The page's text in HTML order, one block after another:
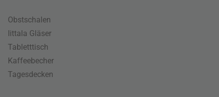
Obstschalen
Iittala Gläser
Tabletttisch
Kaffeebecher
Tagesdecken